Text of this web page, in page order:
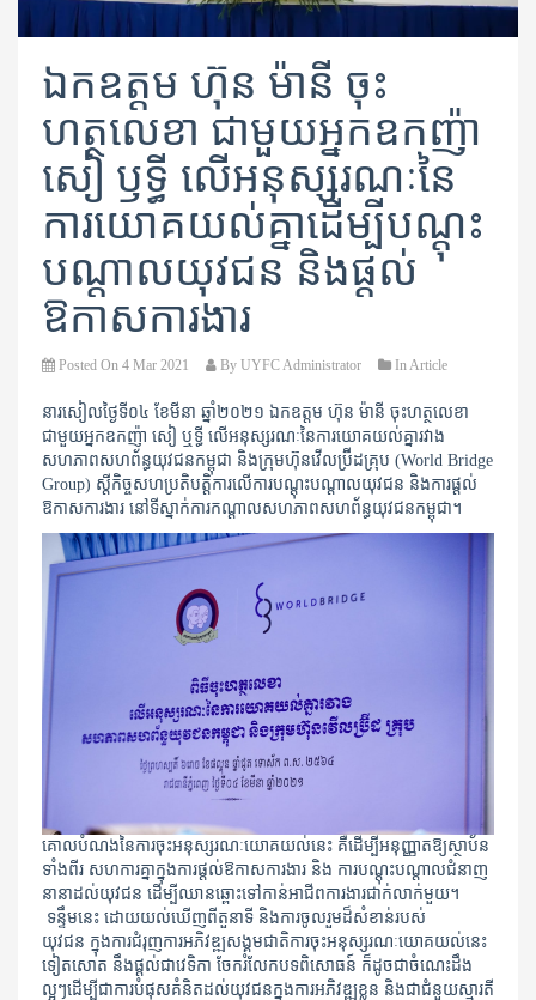
ឯកឧត្តម ហ៊ុន ម៉ានី ចុះ
ហត្ថលេខា ជាមួយអ្នកឧកញ៉ា
សៀ ឫទ្ធី លើអនុស្សរណៈនៃ
ការយោគយល់គ្នាដើម្បីបណ្តុះ
បណ្តាលយុវជន និងផ្តល់
ឱកាសការងារ
Posted On 4 Mar 2021 By UYFC Administrator InArticle
នារសៀលថ្ងៃទី​០៤​ ខែមីនា​ ឆ្នាំ២០២១​ ឯកឧត្តម ​ហ៊ុន​ ម៉ានី ចុះហត្ថលេខា​
ជាមួយអ្នកឧកញ៉ា សៀ​ ឬទ្ធី​ លើអនុស្សរណៈនៃការយោគយល់គ្នារវាង
សហភាពសហព័ន្ធ​យុវជនកម្ពុជា និងក្រុមហ៊ុន​វើលប្រ៊ីដគ្រុប​​ ​(World Bridge
Group) ស្តីកិច្ចសហប្រតិបត្តិការលើការបណ្តុះបណ្តាលយុវជន​ និងការផ្តល់
ឱកាសការងារ​ នៅទីស្នាក់ការកណ្តាលសហភាពសហព័ន្ធយុវជនកម្ពុជា។​
គោលបំណងនៃការចុះអនុស្សរណៈយោគយល់នេះ គឺដើម្បីអនុញ្ញាតឱ្យស្ថាប័ន
ទាំងពីរ សហការគ្នាក្នុងការផ្តល់ឱកាសការងារ និង ការបណ្តុះបណ្តាលជំនាញ
នានាដល់យុវជន ដើម្បីឈានឆ្ពោះទៅកាន់អាជីពការងារជាក់លាក់មួយ។
ទន្ទឹមនេះ ដោយយល់ឃើញពីតួនាទី និងការចូលរួមដ៏សំខាន់របស់
យុវជន ក្នុងការជំរុញការអភិវឌ្ឍសង្គមជាតិការចុះអនុស្សរណៈយោគយល់នេះ
ទៀតសោត នឹងផ្ដល់ជាវេទិកា ចែករំលែកបទពិសោធន៍ ក៏ដូចជាចំណេះដឹង
ល្អៗដើម្បីជាការបំផុសគំនិតដល់យុវជនក្នុងការអភិវឌ្ឍខ្លួន និងជាជំនួយស្មារតី